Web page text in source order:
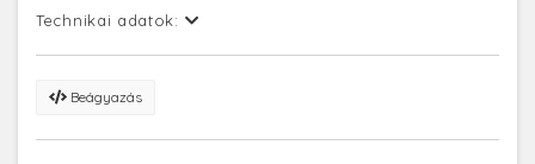
Technikai adatok:
Beágyazás